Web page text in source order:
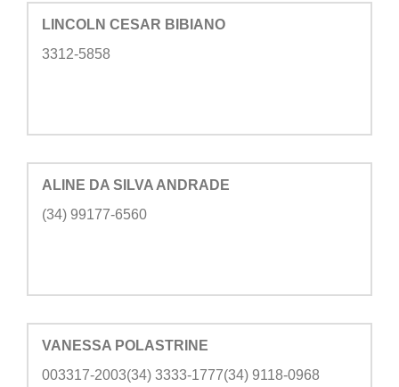
LINCOLN CESAR BIBIANO
3312-5858
ALINE DA SILVA ANDRADE
(34) 99177-6560
VANESSA POLASTRINE
003317-2003(34) 3333-1777(34) 9118-0968